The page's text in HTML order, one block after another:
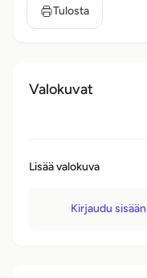
Tulosta
Valokuvat
Lisää valokuva
Kirjaudu sisään